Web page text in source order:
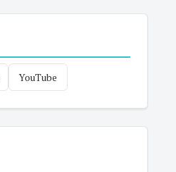
YouTube